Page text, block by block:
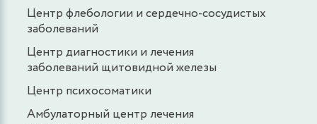
Центр флебологии и сердечно-сосудистых
заболеваний
Центр диагностики и лечения
заболеваний щитовидной железы
Центр психосоматики
Амбулаторный центр лечения